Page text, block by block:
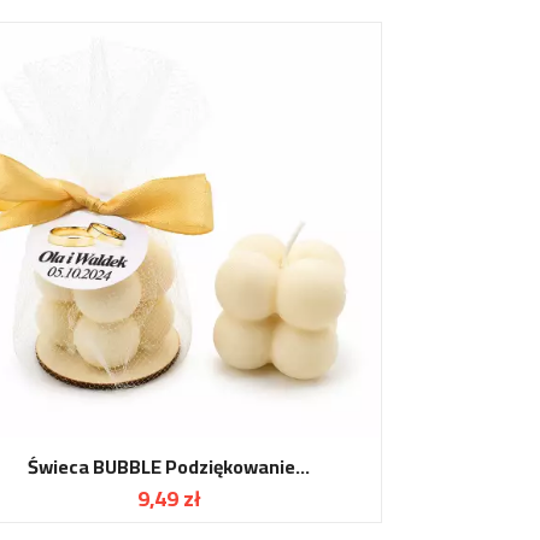
Świeca BUBBLE Podziękowanie...
Cena
9,49 zł